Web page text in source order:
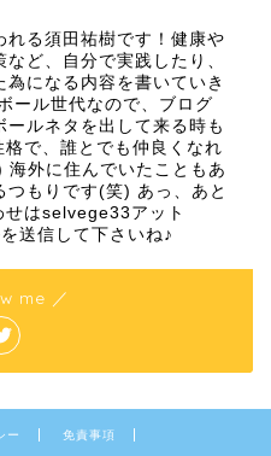
る須田祐樹です！健康や
ど、自分で実践したり、
になる内容を書いていき
ール世代なので、ブログ
ルネタを出して来る時も
で、誰とでも仲良くなれ
外に住んでいたこともあ
つもりです(笑) あっ、あと
せはselvege33アット
送信して下さいね♪
me ／
ー 免責事項